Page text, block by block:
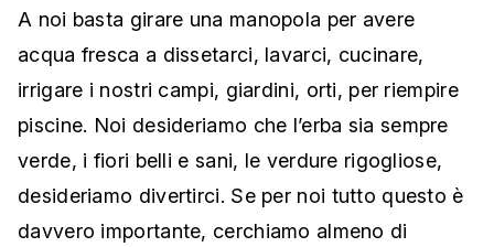
A noi basta girare una manopola per avere
acqua fresca a dissetarci, lavarci, cucinare,
irrigare i nostri campi, giardini, orti, per riempire
piscine. Noi desideriamo che l’erba sia sempre
verde, i fiori belli e sani, le verdure rigogliose,
desideriamo divertirci. Se per noi tutto questo è
davvero importante, cerchiamo almeno di